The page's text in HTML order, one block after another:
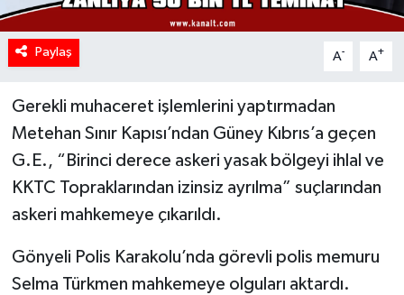
Paylaş A- A+
Gerekli muhaceret işlemlerini yaptırmadan
Metehan Sınır Kapısı’ndan Güney Kıbrıs’a geçen
G.E., “Birinci derece askeri yasak bölgeyi ihlal ve
KKTC Topraklarından izinsiz ayrılma” suçlarından
askeri mahkemeye çıkarıldı.
Gönyeli Polis Karakolu’nda görevli polis memuru
Selma Türkmen mahkemeye olguları aktardı.